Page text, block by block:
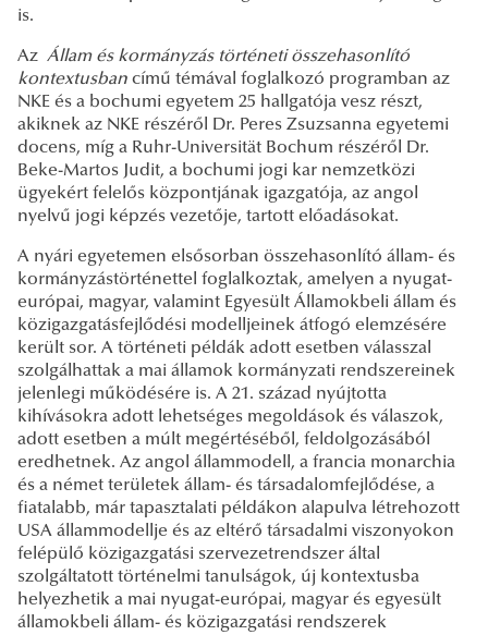
is.
Az Állam és kormányzás történeti összehasonlító
kontextusban című témával foglalkozó programban az
NKE és a bochumi egyetem 25 hallgatója vesz részt,
akiknek az NKE részéről Dr. Peres Zsuzsanna egyetemi
docens, míg a Ruhr-Universität Bochum részéről Dr.
Beke-Martos Judit, a bochumi jogi kar nemzetközi
ügyekért felelős központjának igazgatója, az angol
nyelvű jogi képzés vezetője, tartott előadásokat.
A nyári egyetemen elsősorban összehasonlító állam- és
kormányzástörténettel foglalkoztak, amelyen a nyugat-
európai, magyar, valamint Egyesült Államokbeli állam és
közigazgatásfejlődési modelljeinek átfogó elemzésére
került sor. A történeti példák adott esetben válasszal
szolgálhattak a mai államok kormányzati rendszereinek
jelenlegi működésére is. A 21. század nyújtotta
kihívásokra adott lehetséges megoldások és válaszok,
adott esetben a múlt megértéséből, feldolgozásából
eredhetnek. Az angol állammodell, a francia monarchia
és a német területek állam- és társadalomfejlődése, a
fiatalabb, már tapasztalati példákon alapulva létrehozott
USA állammodellje és az eltérő társadalmi viszonyokon
felépülő közigazgatási szervezetrendszer által
szolgáltatott történelmi tanulságok, új kontextusba
helyezhetik a mai nyugat-európai, magyar és egyesült
államokbeli állam- és közigazgatási rendszerek